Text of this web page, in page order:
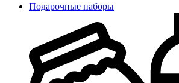
Подарочные наборы